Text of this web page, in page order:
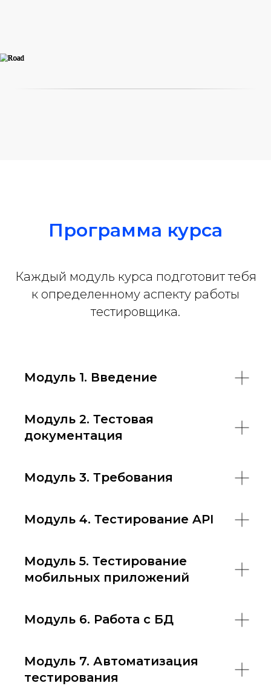
Программа курса
Каждый модуль курса подготовит тебя
к определенному аспекту работы
тестировщика.
Модуль 1. Введение
Модуль 2. Тестовая
документация
Модуль 3. Требования
Модуль 4. Тестирование API
Модуль 5. Тестирование
мобильных приложений
Модуль 6. Работа с БД
Модуль 7. Автоматизация
тестирования